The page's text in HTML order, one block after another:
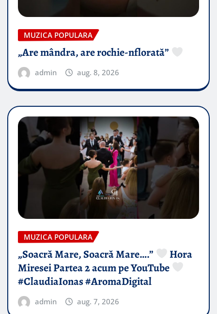
MUZICA POPULARA
„Are mândra, are rochie-nflorată”
admin aug. 8, 2026
MUZICA POPULARA
„Soacră Mare, Soacră Mare….”
Hora
Miresei Partea 2 acum pe YouTube
#ClaudiaIonas #AromaDigital
admin aug. 7, 2026